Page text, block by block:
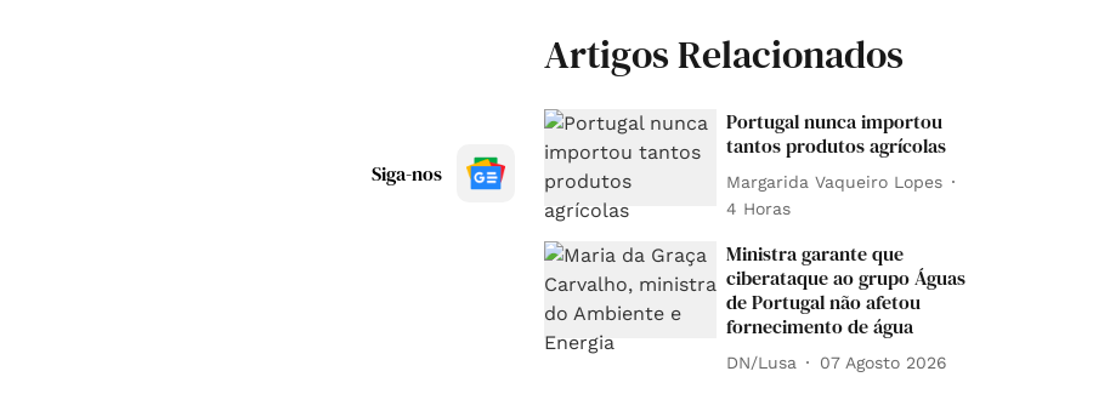
Siga-nos
Artigos Relacionados
Portugal nunca importou
tantos produtos agrícolas
Margarida Vaqueiro Lopes
4 Horas
Ministra garante que
ciberataque ao grupo Águas
de Portugal não afetou
fornecimento de água
DN/Lusa 07 Agosto 2026